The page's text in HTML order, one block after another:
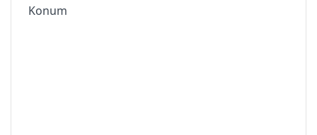
Konum